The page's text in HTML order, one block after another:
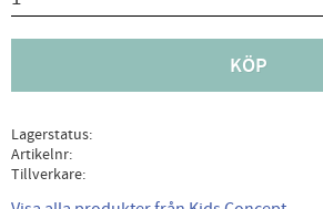
KÖP
Lagerstatus
Artikelnr
Tillverkare